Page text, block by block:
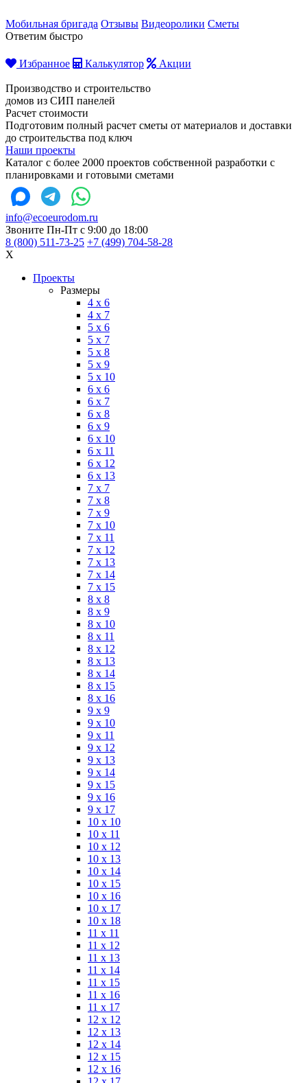
Мобильная бригада Отзывы Видеоролики Сметы
Ответим быстро
Избранное Калькулятор Акции
Производство и строительство
домов из СИП панелей
Расчет стоимости
Подготовим полный расчет сметы от материалов и доставки
до строительства под ключ
Наши проекты
Каталог с более 2000 проектов собственной разработки с
планировками и готовыми сметами
info@ecoeurodom.ru
Звоните Пн-Пт с 9:00 до 18:00
8 (800) 511-73-25 +7 (499) 704-58-28
X
Проекты
Размеры
4 x 6
4 x 7
5 x 6
5 x 7
5 x 8
5 x 9
5 x 10
6 x 6
6 x 7
6 x 8
6 x 9
6 x 10
6 x 11
6 x 12
6 x 13
7 x 7
7 x 8
7 x 9
7 x 10
7 x 11
7 x 12
7 x 13
7 x 14
7 x 15
8 x 8
8 x 9
8 x 10
8 x 11
8 x 12
8 x 13
8 x 14
8 x 15
8 x 16
9 x 9
9 x 10
9 x 11
9 x 12
9 x 13
9 x 14
9 x 15
9 x 16
9 x 17
10 x 10
10 x 11
10 x 12
10 x 13
10 x 14
10 x 15
10 x 16
10 x 17
10 x 18
11 x 11
11 x 12
11 x 13
11 x 14
11 x 15
11 x 16
11 x 17
12 x 12
12 x 13
12 x 14
12 x 15
12 x 16